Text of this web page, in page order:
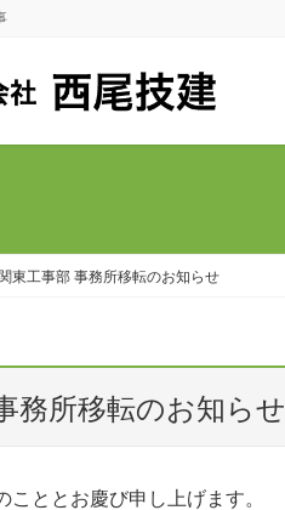
関東工事部 事務所移転のお知らせ
務所移転のお知らせ
こととお慶び申し上げます。